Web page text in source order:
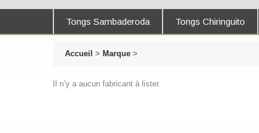
Tongs Sambaderoda Tongs Chiringuito
Accueil > Marque >
Il n’y a aucun fabricant à lister.